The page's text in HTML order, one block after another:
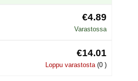
€4.89
Varastossa
€14.01
Loppu varastosta(0 )